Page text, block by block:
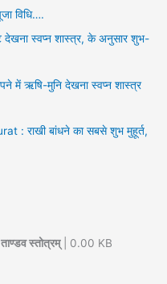
विधि….
स्वप्न शास्त्र, के अनुसार शुभ-
में ऋषि-मुनि देखना स्वप्न शास्त्र
: राखी बांधने का सबसे शुभ मुहूर्त,
स्तोत्रम्| 0.00 KB